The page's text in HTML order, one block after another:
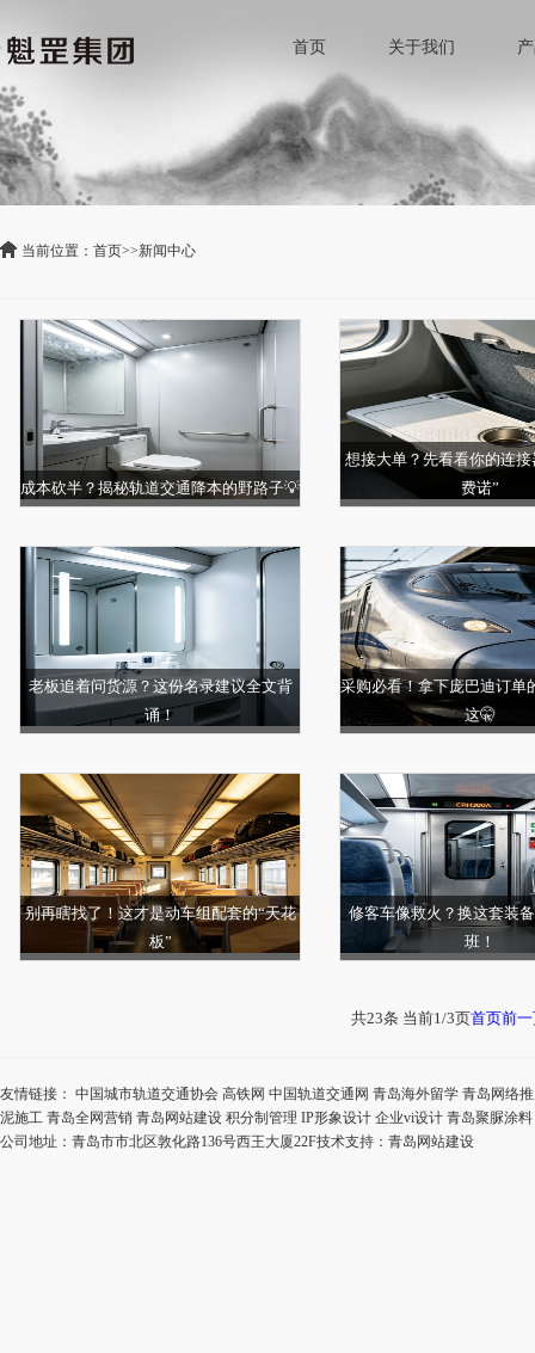
首页 关于我们
当前位置： 首页>>新闻中心
成本砍半？揭秘轨道交通降本的野路子💡
想接大单？先看看你的连接
费诺”
老板追着问货源？这份名录建议全文背
诵！
采购必看！拿下庞巴迪订单
这🤫
别再瞎找了！这才是动车组配套的“天花
板”
修客车像救火？换这套装
班！
共23条 当前1/3页首页前一
友情链接： 中国城市轨道交通协会 高铁网 中国轨道交通网 青岛海外留学 青岛网络
泥施工 青岛全网营销 青岛网站建设 积分制管理 IP形象设计 企业vi设计 青岛聚脲涂料
公司地址：青岛市市北区敦化路136号西王大厦22F技术支持： 青岛网站建设